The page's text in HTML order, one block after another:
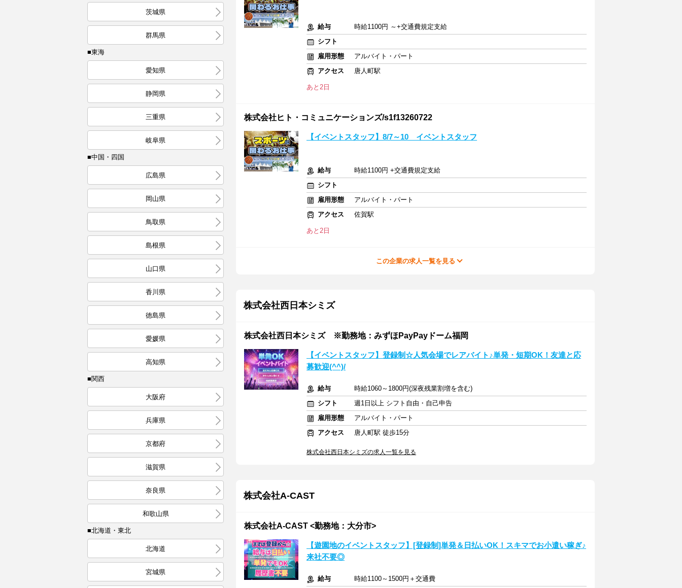
茨城県
群馬県
■東海
愛知県
静岡県
三重県
岐阜県
■中国・四国
広島県
岡山県
鳥取県
島根県
山口県
香川県
徳島県
愛媛県
高知県
■関西
大阪府
兵庫県
京都府
滋賀県
奈良県
和歌山県
■北海道・東北
北海道
宮城県
給与
時給1100円 ～+交通費規定支給
シフト
雇用形態
アルバイト・パート
アクセス
唐人町駅
あと2日
株式会社ヒト・コミュニケーションズ/s1f13260722
【イベントスタッフ】8/7～10 イベントスタッフ
給与
時給1100円 +交通費規定支給
シフト
雇用形態
アルバイト・パート
アクセス
佐賀駅
あと2日
この企業の求人一覧を見る
株式会社西日本シミズ
株式会社西日本シミズ ※勤務地：みずほPayPayドーム福岡
【イベントスタッフ】登録制☆人気会場でレアバイト♪単発・短期OK！友達と応
募歓迎(^^)/
給与
時給1060～1800円(深夜残業割増を含む)
シフト
週1日以上 シフト自由・自己申告
雇用形態
アルバイト・パート
アクセス
唐人町駅 徒歩15分
株式会社西日本シミズの求人一覧を見る
株式会社A-CAST
株式会社A-CAST <勤務地：大分市>
【遊園地のイベントスタッフ】[登録制]単発＆日払いOK！スキマでお小遣い稼ぎ♪
来社不要◎
給与
時給1100～1500円＋交通費